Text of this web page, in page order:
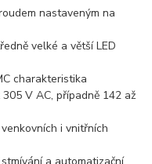
nastaveným na
velké a větší LED
charakteristika
V AC, případně 142 až
i vnitřních